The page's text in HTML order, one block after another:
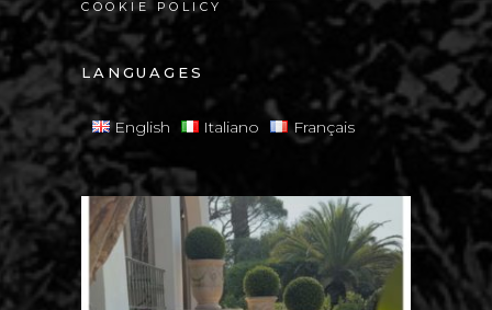
COOKIE POLICY
LANGUAGES
English Italiano Français